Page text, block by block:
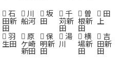
石
田新
田
川
船河
坂
田
千
苅新
田
曽
根新
田
田
上
羽
生田
原
ケ崎
新田
保
明新
田
湯
川
横
場新
田
吉
田新
田